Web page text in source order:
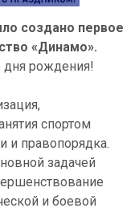
создано первое
«Динамо».
дня рождения!
спортом
и правопорядка.
задачей
и боевой